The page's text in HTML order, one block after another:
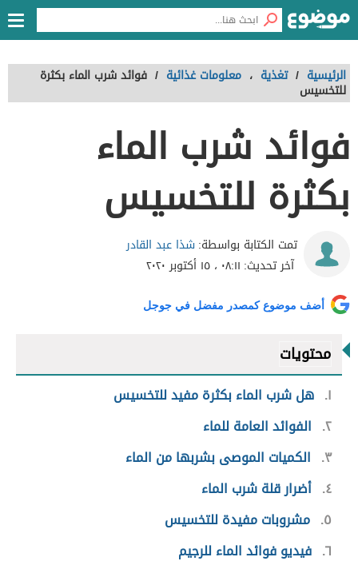
الرئيسية / تغذية ، معلومات غذائية / فوائد شرب الماء بكثرة
للتخسيس
فوائد شرب الماء
بكثرة للتخسيس
تمت الكتابة بواسطة:شذا عبد القادر
آخر تحديث: ٠٨:١١ ، ١٥ أكتوبر ٢٠٢٠
أضف موضوع كمصدر مفضل في جوجل
محتويات
١ هل شرب الماء بكثرة مفيد للتخسيس
٢ الفوائد العامة للماء
٣
الكميات الموصى بشربها من الماء
٤ أضرار قلة شرب الماء
٥ مشروبات مفيدة للتخسيس
٦ فيديو فوائد الماء للرجيم